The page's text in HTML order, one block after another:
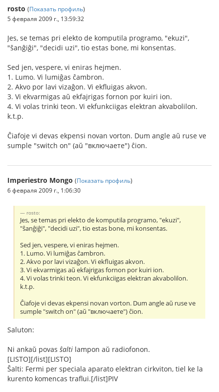
rosto (Показать профиль)
5 февраля 2009 г., 13:59:32
Jes, se temas pri elekto de komputila programo, "ekuzi",
"ŝanĝiĝi", "decidi uzi", tio estas bone, mi konsentas.
Sed jen, vespere, vi eniras hejmen.
1. Lumo. Vi lumiĝas ĉambron.
2. Akvo por lavi vizaĝon. Vi ekfluigas akvon.
3. Vi ekvarmigas aŭ ekfajrigas fornon por kuiri ion.
4. Vi volas trinki teon. Vi ekfunkciigas elektran akvabolilon.
k.t.p.
Ĉiafoje vi devas ekpensi novan vorton. Dum angle aŭ ruse ve
sumple "switch on" (aŭ "включаете") ĉion.
Imperiestro Mongo (Показать профиль)
6 февраля 2009 г., 1:06:30
rosto:
Jes, se temas pri elekto de komputila programo, "ekuzi",
"ŝanĝiĝi", "decidi uzi", tio estas bone, mi konsentas.
Sed jen, vespere, vi eniras hejmen.
1. Lumo. Vi lumiĝas ĉambron.
2. Akvo por lavi vizaĝon. Vi ekfluigas akvon.
3. Vi ekvarmigas aŭ ekfajrigas fornon por kuiri ion.
4. Vi volas trinki teon. Vi ekfunkciigas elektran akvabolilon.
k.t.p.
Ĉiafoje vi devas ekpensi novan vorton. Dum angle aŭ ruse ve
sumple "switch on" (aŭ "включаете") ĉion.
Saluton:
Ni ankaŭ povas ŝalti lampon aŭ radiofonon.
[LISTO][/list][LISTO]
Ŝalti: Fermi per speciala aparato elektran cirkviton, tiel ke la
kurento komencas traflui.[/list]PIV